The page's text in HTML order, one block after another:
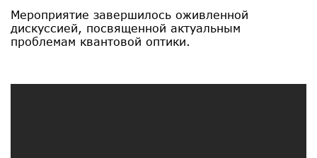
Мероприятие завершилось оживленной
дискуссией, посвященной актуальным
проблемам квантовой оптики.